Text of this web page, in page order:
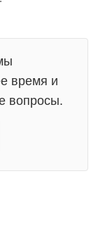
время и
вопросы.